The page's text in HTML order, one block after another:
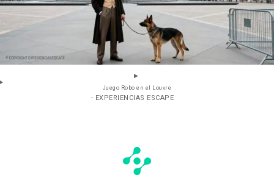
Juego Robo en el Louvre
- EXPERIENCIAS ESCAPE